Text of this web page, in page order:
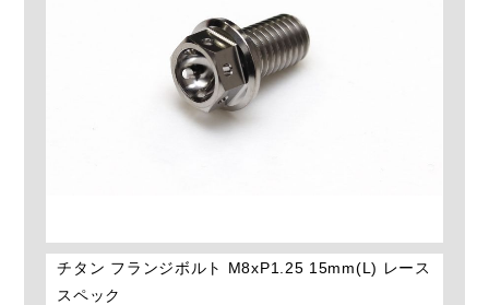
チタン フランジボルト M8xP1.25 15mm(L) レース
スペック